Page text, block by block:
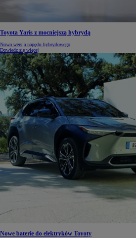
Toyota Yaris z mocniejszą hybrydą
Nowa wersja napędu hybrydowego
Dowiedz się więcej
Nowe baterie do elektryków Toyoty